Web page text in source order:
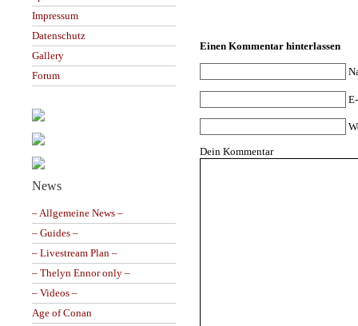
Impressum
Datenschutz
Gallery
Forum
News
– Allgemeine News –
– Guides –
– Livestream Plan –
– Thelyn Ennor only –
– Videos –
Age of Conan
Einen Kommentar hinterlassen
Dein Kommentar